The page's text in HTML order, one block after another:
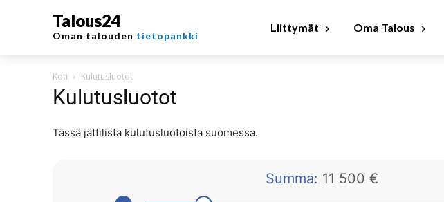
Talous24
Oman talouden tietopankki
Liittymät Oma Talous
Koti Kulutusluotot
Kulutusluotot
Tässä jättilista kulutusluotoista suomessa.
Summa: 11 500 €